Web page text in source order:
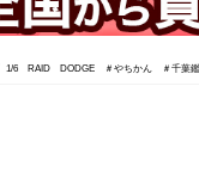
1/6 RAID DODGE ＃やちかん ＃千葉